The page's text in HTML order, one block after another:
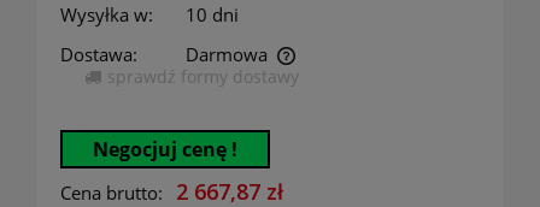
Wysyłka w:
10 dni
Dostawa:
Darmowa
Cena nie zawiera ewentualnych kosztów płatności
sprawdź formy dostawy
Negocjuj cenę !
Cena brutto: 2 667,87 zł